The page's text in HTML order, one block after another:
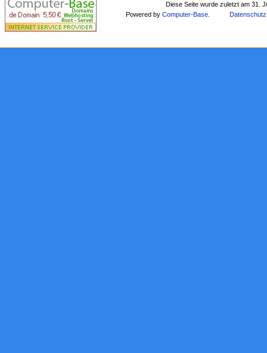
Diese Seite wurde zuletzt am 31.
Powered byComputer-Base Datenschutz